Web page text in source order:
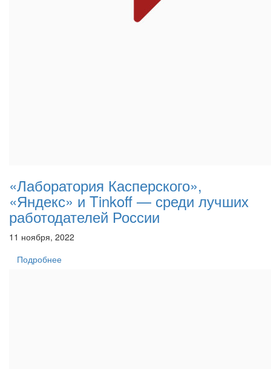
«Лаборатория Касперского»,
«Яндекс» и Tinkoff — среди лучших
работодателей России
11 ноября, 2022
Подробнее